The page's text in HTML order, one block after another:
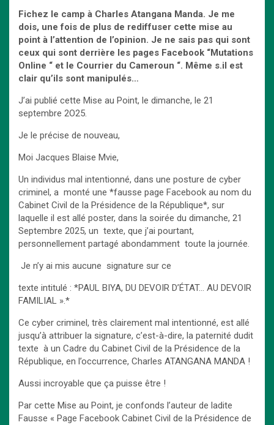
Fichez le camp à Charles Atangana Manda. Je me
dois, une fois de plus de rediffuser cette mise au
point à l’attention de l’opinion. Je ne sais pas qui sont
ceux qui sont derrière les pages Facebook “Mutations
Online “ et le Courrier du Cameroun “. Même s.il est
clair qu’ils sont manipulés…
J’ai publié cette Mise au Point, le dimanche, le 21
septembre 2O25.
Je le précise de nouveau,
Moi Jacques Blaise Mvie,
Un individus mal intentionné, dans une posture de cyber
criminel, a monté une *fausse page Facebook au nom du
Cabinet Civil de la Présidence de la République*, sur
laquelle il est allé poster, dans la soirée du dimanche, 21
Septembre 2025, un texte, que j’ai pourtant,
personnellement partagé abondamment toute la journée.
Je n’y ai mis aucune signature sur ce
texte intitulé : *PAUL BIYA, DU DEVOIR D’ÉTAT… AU DEVOIR
FAMILIAL ».*
Ce cyber criminel, très clairement mal intentionné, est allé
jusqu’à attribuer la signature, c’est-à-dire, la paternité dudit
texte à un Cadre du Cabinet Civil de la Présidence de la
République, en l’occurrence, Charles ATANGANA MANDA !
Aussi incroyable que ça puisse être !
Par cette Mise au Point, je confonds l’auteur de ladite
Fausse « Page Facebook Cabinet Civil de la Présidence de